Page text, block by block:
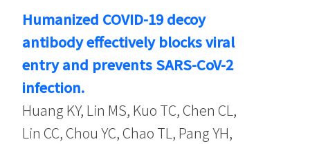
Humanized COVID-19 decoy
antibody effectively blocks viral
entry and prevents SARS-CoV-2
infection.
Huang KY, Lin MS, Kuo TC, Chen CL,
Lin CC, Chou YC, Chao TL, Pang YH,